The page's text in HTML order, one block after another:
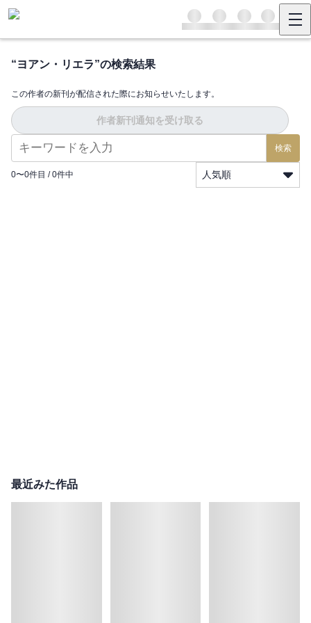
“ヨアン・リエラ”の検索結果
この作者の新刊が配信された際にお知らせいたします。
作者新刊通知を受け取る
検索
0〜0件目 / 0件中 人気順
最近みた作品